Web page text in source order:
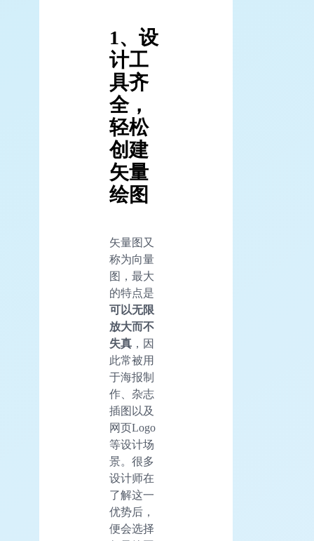
1、设
计工
具齐
全，
轻松
创建
矢量
绘图
矢量图又
称为向量
图，最大
的特点是
可以无限
放大而不
失真 ，因
此常被用
于海报制
作、杂志
插图以及
网页Logo
等设计场
景。很多
设计师在
了解这一
优势后，
便会选择